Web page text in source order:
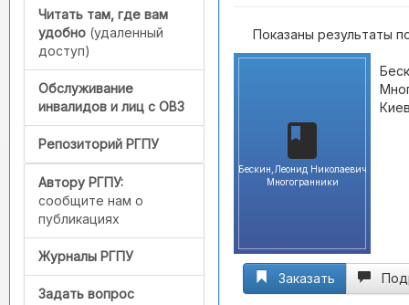
Читать там, где вам
удобно (удаленный
доступ)
Обслуживание
инвалидов и лиц с ОВЗ
Репозиторий РГПУ
Автору РГПУ:
сообщите нам о
публикациях
Журналы РГПУ
Задать вопрос
Показаны результаты
Бескин,Леонид Николаевич
Многогранники
Заказать